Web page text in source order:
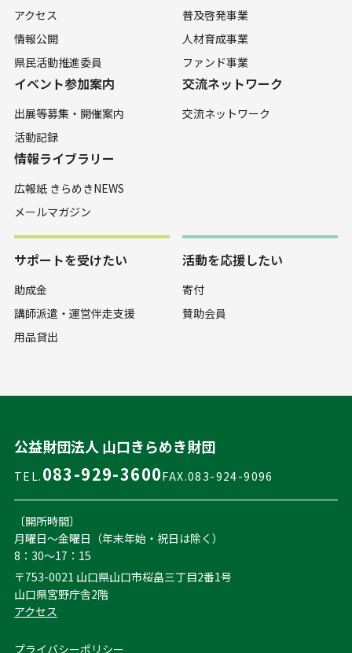
アクセス
情報公開
県民活動推進委員
普及啓発事業
人材育成事業
ファンド事業
イベント参加案内
出展等募集・開催案内
活動記録
交流ネットワーク
交流ネットワーク
情報ライブラリー
広報紙 きらめきNEWS
メールマガジン
サポートを受けたい
助成金
講師派遣・運営伴走支援
用品貸出
活動を応援したい
寄付
賛助会員
公益財団法人 山口きらめき財団
TEL. 083-929-3600FAX.083-924-9096
〔開所時間〕
月曜日～金曜日（年末年始・祝日は除く）
8：30～17：15
〒753-0021 山口県山口市桜畠三丁目2番1号
山口県宮野庁舎2階
アクセス
プライバシーポリシー